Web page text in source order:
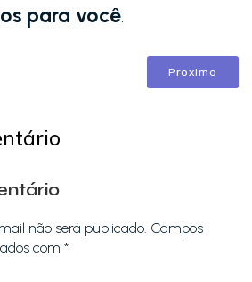
para você.
Proximo
não será publicado. Campos
com *